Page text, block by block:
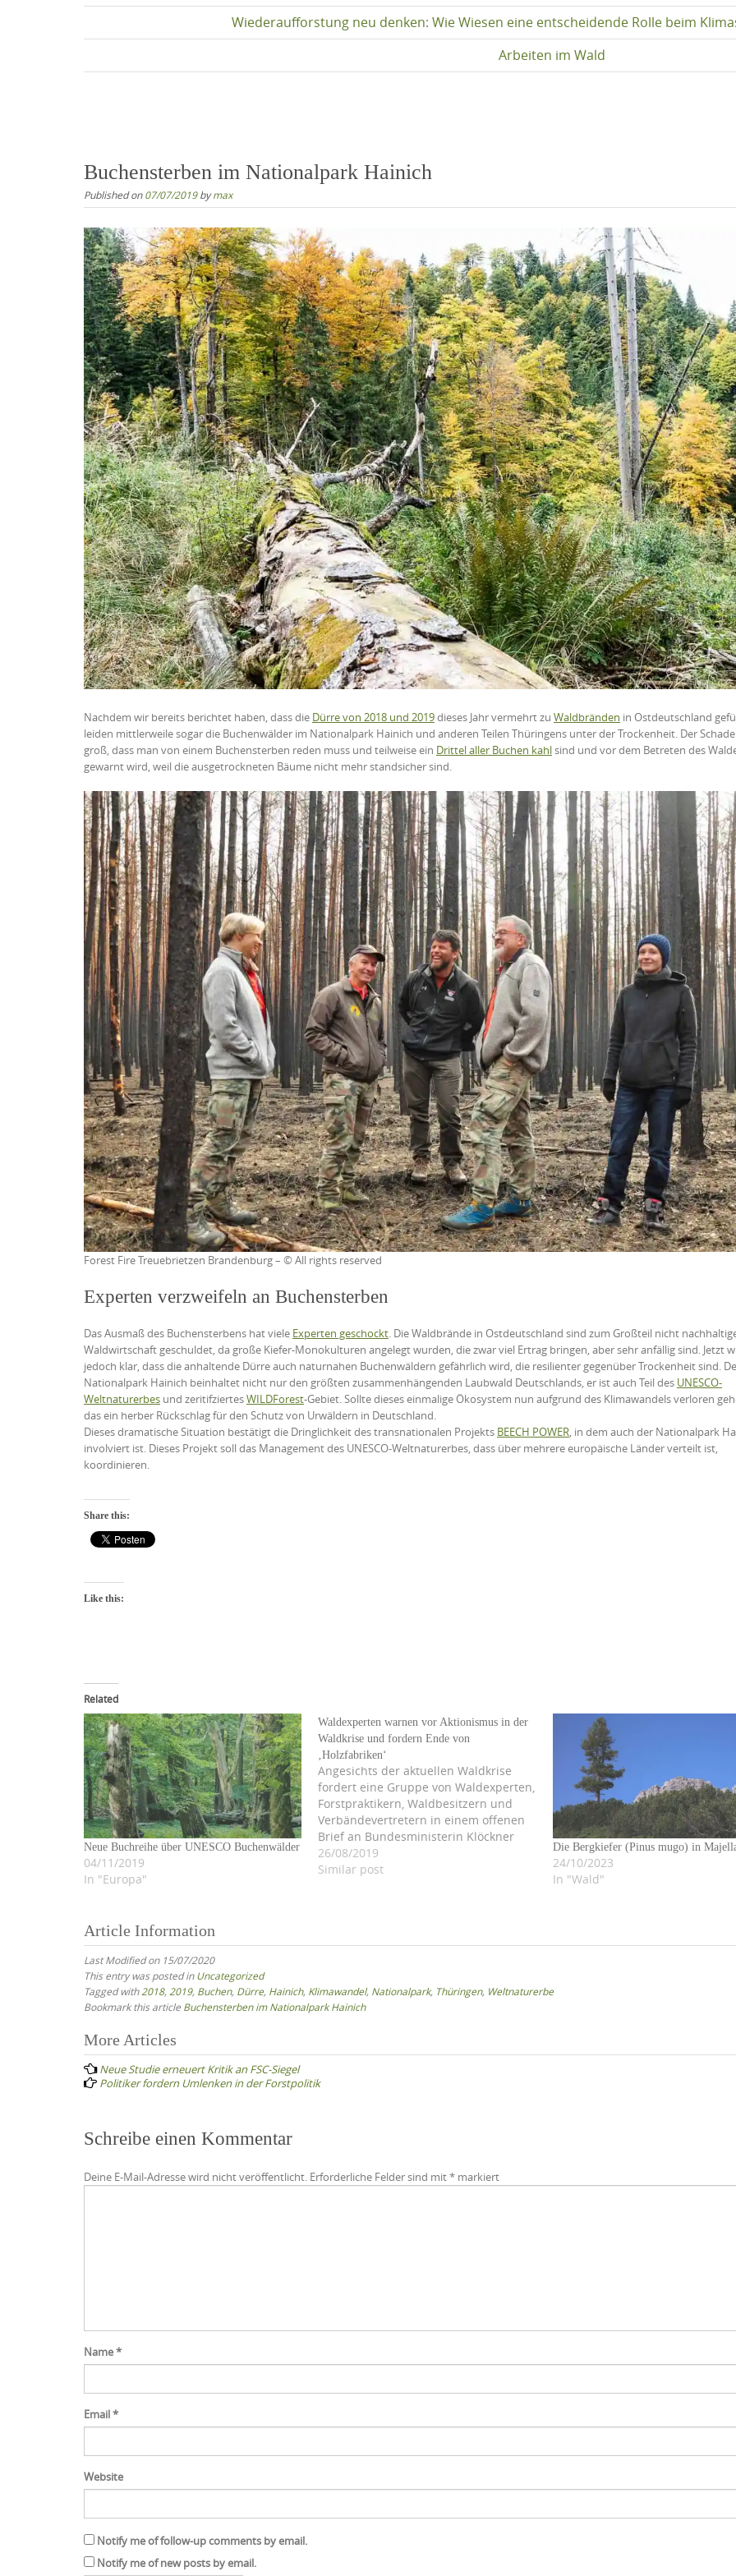
Wiederaufforstung neu denken: Wie Wiesen eine entscheidende Rolle beim
Arbeiten im Wald
Buchensterben im Nationalpark Hainich
Published on07/07/2019bymax
Nachdem wir bereits berichtet haben, dass die Dürre von 2018 und 2019dieses Jahr vermehrt zu Waldbränden in Ostdeutschland
leiden mittlerweile sogar die Buchenwälder im Nationalpark Hainich und anderen Teilen Thüringens unter der Trockenheit. Der
groß, dass man von einem Buchensterben reden muss und teilweise ein Drittel aller Buchen kahlsind und vor dem Betreten des
gewarnt wird, weil die ausgetrockneten Bäume nicht mehr standsicher sind.
Forest Fire Treuebrietzen Brandenburg – © All rights reserved
Experten verzweifeln an Buchensterben
Das Ausmaß des Buchensterbens hat viele Experten geschockt. Die Waldbrände in Ostdeutschland sind zum Großteil nicht
Waldwirtschaft geschuldet, da große Kiefer-Monokulturen angelegt wurden, die zwar viel Ertrag bringen, aber sehr anfällig sind. Jetzt
jedoch klar, dass die anhaltende Dürre auch naturnahen Buchenwäldern gefährlich wird, die resilienter gegenüber Trockenheit sind.
Nationalpark Hainich beinhaltet nicht nur den größten zusammenhängenden Laubwald Deutschlands, er ist auch Teil des UNESCO-
Weltnaturerbes und zeritifziertesWILDForest-Gebiet. Sollte dieses einmalige Ökosystem nun aufgrund des Klimawandels verloren
das ein herber Rückschlag für den Schutz von Urwäldern in Deutschland.
Dieses dramatische Situation bestätigt die Dringlichkeit des transnationalen Projekts BEECH POWER, in dem auch der Nationalpark
involviert ist. Dieses Projekt soll das Management des UNESCO-Weltnaturerbes, dass über mehrere europäische Länder verteilt ist,
koordinieren.
Share this:
Like this:
Related
Neue Buchreihe über UNESCO Buchenwälder
04/11/2019
In "Europa"
Waldexperten warnen vor Aktionismus in der
Waldkrise und fordern Ende von
‚Holzfabriken‘
Angesichts der aktuellen Waldkrise
fordert eine Gruppe von Waldexperten,
Forstpraktikern, Waldbesitzern und
Verbändevertretern in einem offenen
Brief an Bundesministerin Klöckner
eine Abkehr von der konventionellen
Forstwirtschaft. Es heißt: „Wir fordern
dabei alle Akteure mit…
26/08/2019
Similar post
Die Bergkiefer (Pinus mugo) in
24/10/2023
In "Wald"
Article Information
Last Modified on 15/07/2020
This entry was posted inUncategorized
Tagged with2018, 2019, Buchen, Dürre, Hainich, Klimawandel, Nationalpark, Thüringen, Weltnaturerbe
Bookmark this article Buchensterben im Nationalpark Hainich
Post
navigation
More Articles
Neue Studie erneuert Kritik an FSC-Siegel
Politiker fordern Umlenken in der Forstpolitik
Schreibe einen Kommentar
Deine E-Mail-Adresse wird nicht veröffentlicht. Erforderliche Felder sind mit* markiert
Name*
Email*
Website
Notify me of follow-up comments by email.
Notify me of new posts by email.